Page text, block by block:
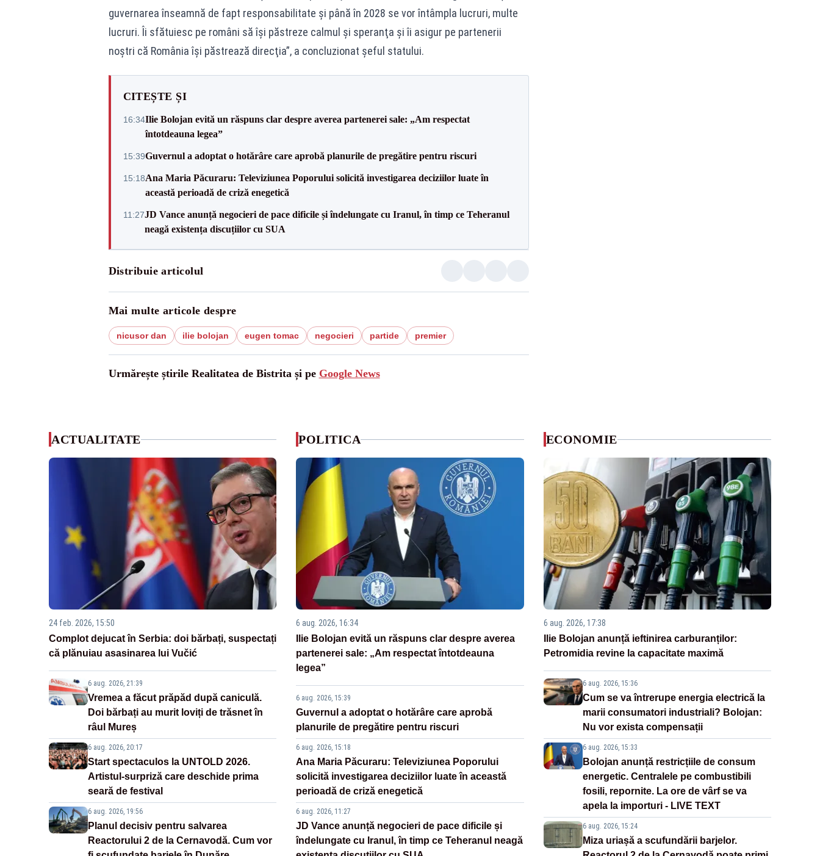
guvernarea înseamnă de fapt responsabilitate şi până în 2028 se vor întâmpla lucruri, multe
lucruri. Îi sfătuiesc pe români să îşi păstreze calmul şi speranţa şi îi asigur pe partenerii
noştri că România îşi păstrează direcţia”, a concluzionat șeful statului.
CITEȘTE ȘI
16:34Ilie Bolojan evită un răspuns clar despre averea partenerei sale: „Am respectat
întotdeauna legea”
15:39Guvernul a adoptat o hotărâre care aprobă planurile de pregătire pentru riscuri
15:18Ana Maria Păcuraru: Televiziunea Poporului solicită investigarea deciziilor luate în
această perioadă de criză enegetică
11:27JD Vance anunță negocieri de pace dificile și îndelungate cu Iranul, în timp ce Teheranul
neagă existența discuțiilor cu SUA
Distribuie articolul
Mai multe articole despre
nicusor dan ilie bolojan eugen tomac negocieri partide premier
Urmărește știrile Realitatea de Bistrita și pe Google News
ACTUALITATE
24 feb. 2026, 15:50
Complot dejucat în Serbia: doi bărbați, suspectați
că plănuiau asasinarea lui Vučić
6 aug. 2026, 21:39
Vremea a făcut prăpăd după caniculă.
Doi bărbați au murit loviți de trăsnet în
râul Mureș
6 aug. 2026, 20:17
Start spectaculos la UNTOLD 2026.
Artistul-surpriză care deschide prima
seară de festival
6 aug. 2026, 19:56
Planul decisiv pentru salvarea
Reactorului 2 de la Cernavodă. Cum vor
POLITICA
6 aug. 2026, 16:34
Ilie Bolojan evită un răspuns clar despre averea
partenerei sale: „Am respectat întotdeauna
legea”
6 aug. 2026, 15:39
Guvernul a adoptat o hotărâre care aprobă
planurile de pregătire pentru riscuri
6 aug. 2026, 15:18
Ana Maria Păcuraru: Televiziunea Poporului
solicită investigarea deciziilor luate în această
perioadă de criză enegetică
6 aug. 2026, 11:27
JD Vance anunță negocieri de pace dificile și
îndelungate cu Iranul, în timp ce Teheranul neagă
ECONOMIE
6 aug. 2026, 17:38
Ilie Bolojan anunță ieftinirea carburanților:
Petromidia revine la capacitate maximă
6 aug. 2026, 15:36
Cum se va întrerupe energia electrică la
marii consumatori industriali? Bolojan:
Nu vor exista compensații
6 aug. 2026, 15:33
Bolojan anunță restricțiile de consum
energetic. Centralele pe combustibili
fosili, repornite. La ore de vârf se va
apela la importuri - LIVE TEXT
6 aug. 2026, 15:24
Miza uriașă a scufundării barjelor.